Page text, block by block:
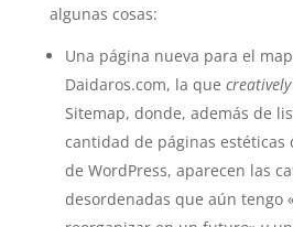
algunas cosas:
Una página nueva para el
Daidaros.com, la que creatively
Sitemap, donde, además de
cantidad de páginas estéticas
de WordPress, aparecen las
desordenadas que aún tengo